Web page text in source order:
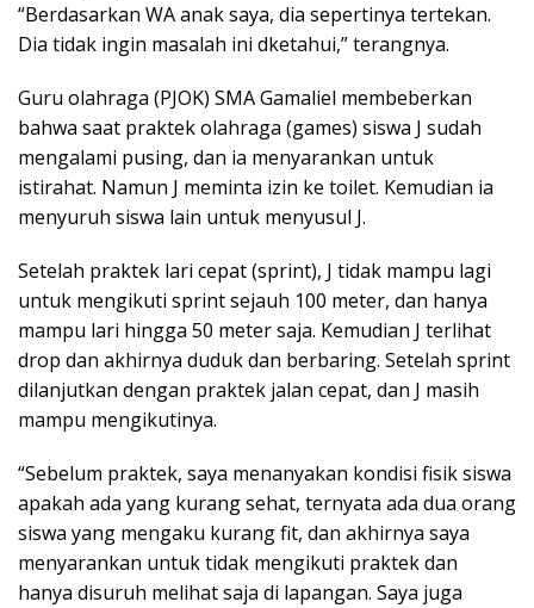
“Berdasarkan WA anak saya, dia sepertinya tertekan.
Dia tidak ingin masalah ini dketahui,” terangnya.
Guru olahraga (PJOK) SMA Gamaliel membeberkan
bahwa saat praktek olahraga (games) siswa J sudah
mengalami pusing, dan ia menyarankan untuk
istirahat. Namun J meminta izin ke toilet. Kemudian ia
menyuruh siswa lain untuk menyusul J.
Setelah praktek lari cepat (sprint), J tidak mampu lagi
untuk mengikuti sprint sejauh 100 meter, dan hanya
mampu lari hingga 50 meter saja. Kemudian J terlihat
drop dan akhirnya duduk dan berbaring. Setelah sprint
dilanjutkan dengan praktek jalan cepat, dan J masih
mampu mengikutinya.
“Sebelum praktek, saya menanyakan kondisi fisik siswa
apakah ada yang kurang sehat, ternyata ada dua orang
siswa yang mengaku kurang fit, dan akhirnya saya
menyarankan untuk tidak mengikuti praktek dan
hanya disuruh melihat saja di lapangan. Saya juga